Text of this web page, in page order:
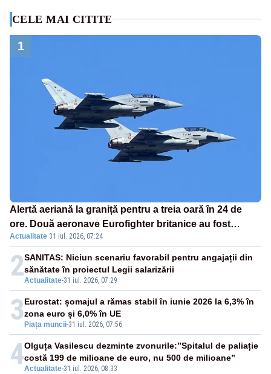
CELE MAI CITITE
1
Alertă aeriană la graniță pentru a treia oară în 24 de
ore. Două aeronave Eurofighter britanice au fost
ridicate de la sol
Actualitate·31 iul. 2026, 07:24
2Actualitate-31 iul. 2026, 07:29
SANITAS: Niciun scenariu favorabil pentru angajații din
sănătate în proiectul Legii salarizării
3 Piața muncii-31 iul. 2026, 07:56
Eurostat: șomajul a rămas stabil în iunie 2026 la 6,3% în
zona euro și 6,0% în UE
4Actualitate-31 iul. 2026, 08:33
Olguța Vasilescu dezminte zvonurile:”Spitalul de paliație
costă 199 de milioane de euro, nu 500 de milioane”